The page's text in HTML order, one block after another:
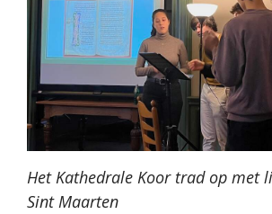
Het Kathedrale Koor trad op met
Sint Maarten